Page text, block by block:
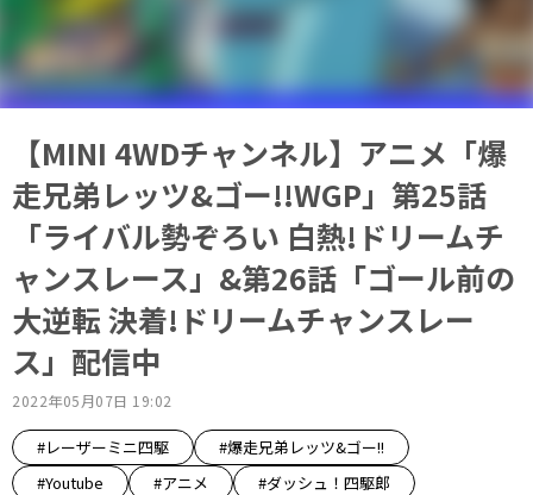
【MINI 4WDチャンネル】アニメ「爆
走兄弟レッツ&ゴー!!WGP」第25話
「ライバル勢ぞろい 白熱!ドリームチ
ャンスレース」&第26話「ゴール前の
大逆転 決着!ドリームチャンスレー
ス」配信中
2022年05月07日 19:02
#レーザーミニ四駆
#爆走兄弟レッツ&ゴー!!
#Youtube
#アニメ
#ダッシュ！四駆郎